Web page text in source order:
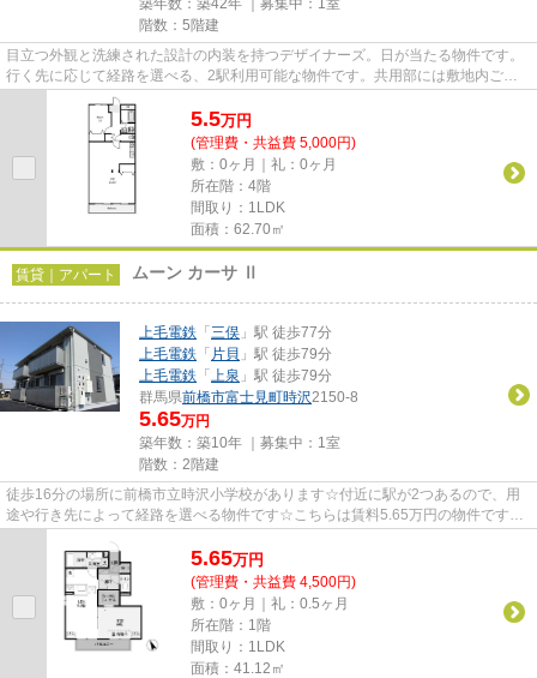
築年数：築42年 ｜募集中： 1室
階数：5階建
目立つ外観と洗練された設計の内装を持つデザイナーズ。日が当たる物件です。
行く先に応じて経路を選べる、2駅利用可能な物件です。共用部には敷地内ごみ
置き場・エレベータなどが揃っ...
5.5万円
(管理費・共益費 5,000円)
敷：0ヶ月｜礼：0ヶ月
所在階：4階
間取り：1LDK
面積：62.70㎡
賃貸｜アパート ムーン カーサ Ⅱ
上毛電鉄 「 三俣 」駅 徒歩77分
上毛電鉄 「 片貝 」駅 徒歩79分
上毛電鉄 「 上泉 」駅 徒歩79分
群馬県前橋市富士見町時沢2150-8
5.65万円
築年数：築10年 ｜募集中： 1室
階数：2階建
徒歩16分の場所に前橋市立時沢小学校があります☆付近に駅が2つあるので、用
途や行き先によって経路を選べる物件です☆こちらは賃料5.65万円の物件です☆
5.65万円
(管理費・共益費 4,500円)
敷：0ヶ月｜礼：0.5ヶ月
所在階：1階
間取り：1LDK
面積：41.12㎡